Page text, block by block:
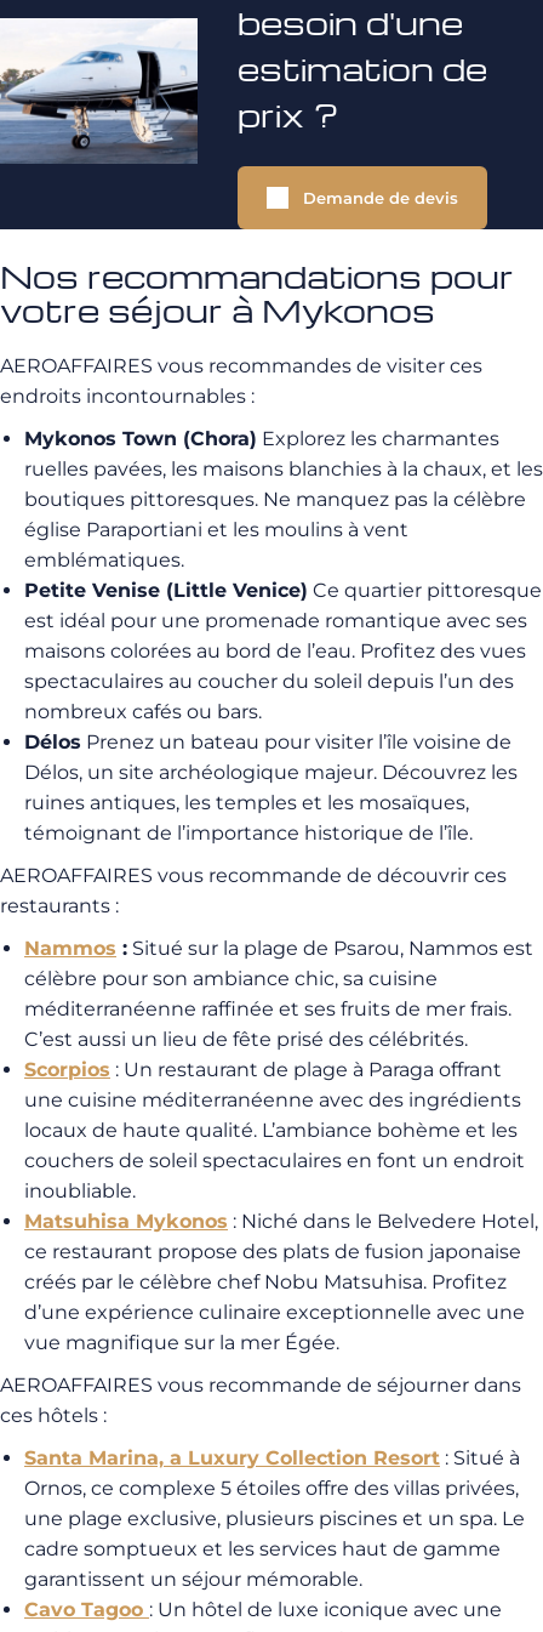
besoin d'une
estimation de
prix ?
Demande de devis
Nos recommandations pour
votre séjour à Mykonos
AEROAFFAIRES vous recommandes de visiter ces
endroits incontournables :
Mykonos Town (Chora) Explorez les charmantes
ruelles pavées, les maisons blanchies à la chaux, et les
boutiques pittoresques. Ne manquez pas la célèbre
église Paraportiani et les moulins à vent
emblématiques.
Petite Venise (Little Venice) Ce quartier pittoresque
est idéal pour une promenade romantique avec ses
maisons colorées au bord de l’eau. Profitez des vues
spectaculaires au coucher du soleil depuis l’un des
nombreux cafés ou bars.
Délos Prenez un bateau pour visiter l’île voisine de
Délos, un site archéologique majeur. Découvrez les
ruines antiques, les temples et les mosaïques,
témoignant de l’importance historique de l’île.
AEROAFFAIRES vous recommande de découvrir ces
restaurants :
Nammos : Situé sur la plage de Psarou, Nammos est
célèbre pour son ambiance chic, sa cuisine
méditerranéenne raffinée et ses fruits de mer frais.
C’est aussi un lieu de fête prisé des célébrités.
Scorpios : Un restaurant de plage à Paraga offrant
une cuisine méditerranéenne avec des ingrédients
locaux de haute qualité. L’ambiance bohème et les
couchers de soleil spectaculaires en font un endroit
inoubliable.
Matsuhisa Mykonos : Niché dans le Belvedere Hotel,
ce restaurant propose des plats de fusion japonaise
créés par le célèbre chef Nobu Matsuhisa. Profitez
d’une expérience culinaire exceptionnelle avec une
vue magnifique sur la mer Égée.
AEROAFFAIRES vous recommande de séjourner dans
ces hôtels :
Santa Marina, a Luxury Collection Resort : Situé à
Ornos, ce complexe 5 étoiles offre des villas privées,
une plage exclusive, plusieurs piscines et un spa. Le
cadre somptueux et les services haut de gamme
garantissent un séjour mémorable.
Cavo Tagoo : Un hôtel de luxe iconique avec une